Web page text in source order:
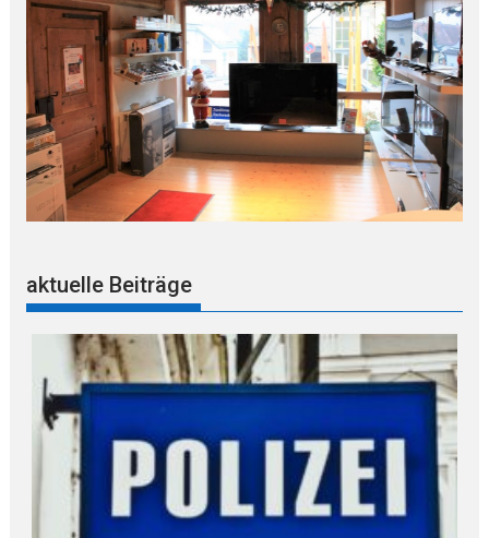
aktuelle Beiträge